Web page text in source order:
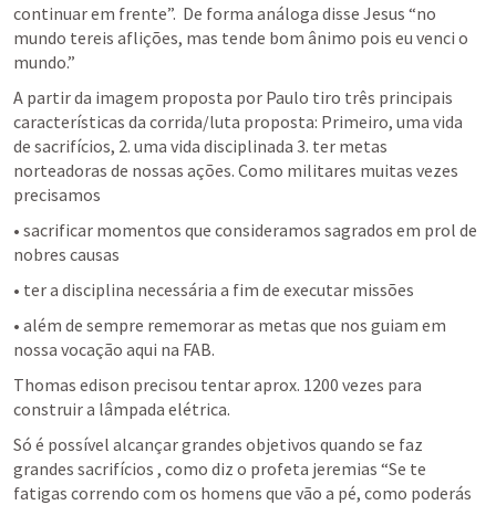
continuar em frente”.  De forma análoga disse Jesus “no
mundo tereis aflições, mas tende bom ânimo pois eu venci o
mundo.”
A partir da imagem proposta por Paulo tiro três principais
características da corrida/luta proposta: Primeiro, uma vida
de sacrifícios, 2. uma vida disciplinada 3. ter metas
norteadoras de nossas ações. Como militares muitas vezes
precisamos
• sacrificar momentos que consideramos sagrados em prol de
nobres causas
• ter a disciplina necessária a fim de executar missões
• além de sempre rememorar as metas que nos guiam em
nossa vocação aqui na FAB.
Thomas edison precisou tentar aprox. 1200 vezes para
construir a lâmpada elétrica.
Só é possível alcançar grandes objetivos quando se faz
grandes sacrifícios , como diz o profeta jeremias “Se te
fatigas correndo com os homens que vão a pé, como poderás